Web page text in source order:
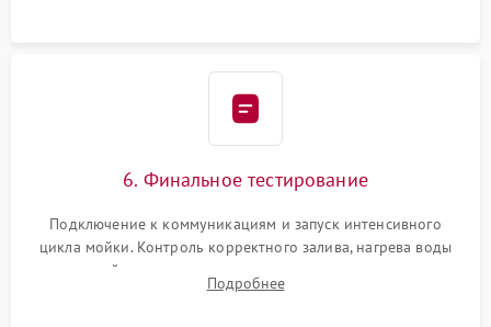
6. Финальное тестирование
Подключение к коммуникациям и запуск интенсивного
цикла мойки. Контроль корректного залива, нагрева воды
до нужной температуры, отсутствия посторонних шумов,
штатного слива и абсолютной сухости в поддоне.
Подробнее